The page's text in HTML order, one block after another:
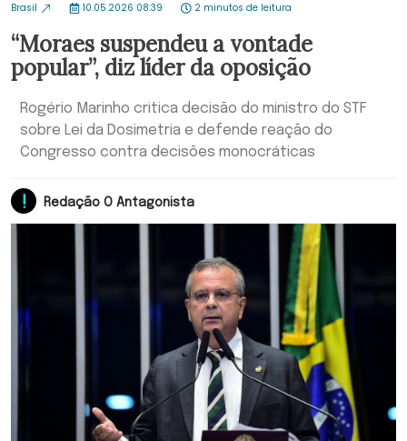
Brasil 10.05.2026 08:39 2 minutos de leitura
“Moraes suspendeu a vontade
popular”, diz líder da oposição
Rogério Marinho critica decisão do ministro do STF
sobre Lei da Dosimetria e defende reação do
Congresso contra decisões monocráticas
Redação O Antagonista